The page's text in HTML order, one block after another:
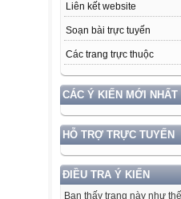
Liên kết website
Soạn bài trực tuyến
Các trang trực thuộc
CÁC Ý KIẾN MỚI NHẤT
HỖ TRỢ TRỰC TUYẾN
ĐIỀU TRA Ý KIẾN
Bạn thấy trang này như